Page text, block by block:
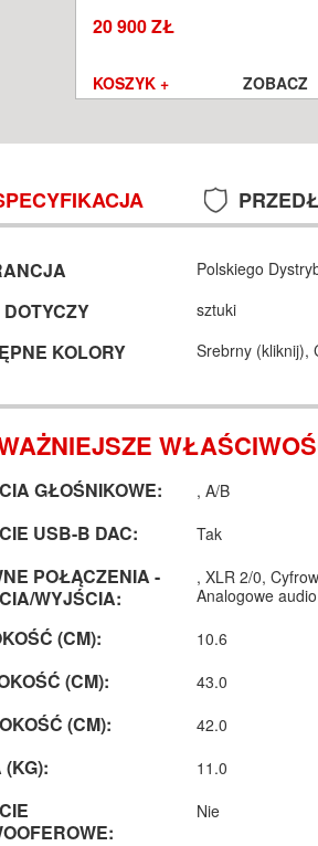
20 900 ZŁ
KOSZYK + ZOBACZ
Polskiego
sztuki
KOLORY Srebrny (kliknij),
GŁOŚNIKOWE: , A/B
USB-B DAC: Tak
POŁĄCZENIA -
WYJŚCIA:
, XLR 2/0,
Analogowe
(CM): 10.6
(CM): 43.0
(CM): 42.0
(KG): 11.0
Nie